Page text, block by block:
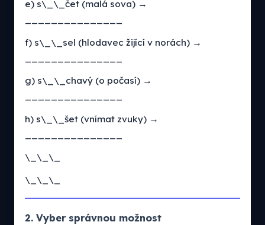
e) s\_\_čet (malá sova) →
f) s\_\_sel (hlodavec žijící v norách) →
g) s\_\_chavý (o počasí) →
h) s\_\_šet (vnímat zvuky) →
\_\_\_
\_\_\_
2. Vyber správnou možnost